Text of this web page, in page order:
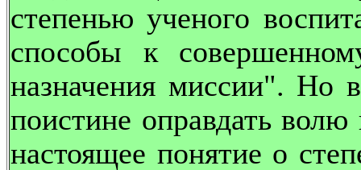
степенью ученого
способы к
назначения миссии". Но
поистине оправдать волю
настоящее понятие о